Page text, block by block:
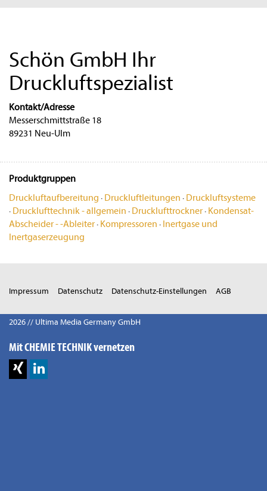
Schön GmbH Ihr
Druckluftspezialist
Kontakt/Adresse
Messerschmittstraße 18
89231 Neu-Ulm
Produktgruppen
Druckluftaufbereitung · Druckluftleitungen · Druckluftsysteme
· Drucklufttechnik - allgemein · Drucklufttrockner· Kondensat-
Abscheider - -Ableiter· Kompressoren · Inertgase und
Inertgaserzeugung
Impressum Datenschutz Datenschutz-Einstellungen AGB
2026 // Ultima Media Germany GmbH
Mit CHEMIE TECHNIK vernetzen